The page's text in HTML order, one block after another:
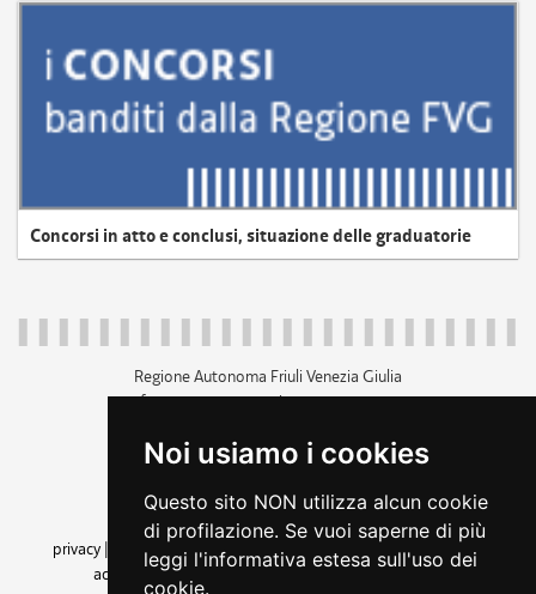
Noi usiamo i cookies
Questo sito NON utilizza alcun cookie
di profilazione. Se vuoi saperne di più
leggi l'informativa estesa sull'uso dei
cookie.
Concorsi in atto e conclusi, situazione delle graduatorie
Regione Autonoma Friuli Venezia Giulia
c.f. 80014930327; p.iva 00526040324
+39 040 3771111
amministrazione trasparente
privacy
cookie |note legali accessibilità
dichiarazione di
accessibilità| feedback cambio preferenze cookie